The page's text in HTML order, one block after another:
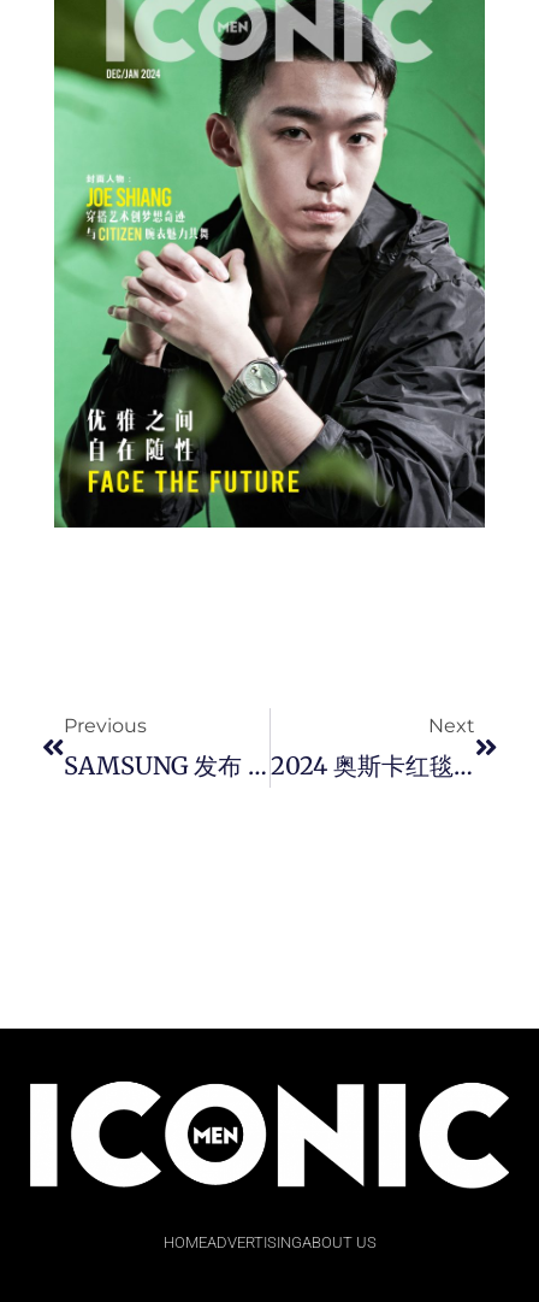
Previous
SAMSUNG 发布 2024 新一代 Galaxy A55 5G 及 A35 5G 智能手机，升级的配置和新颖的设计，延续前代规格，让人眼前一亮。
Next
2024 奥斯卡红毯是男士服装新趋势，配饰突显绅士风范的点睛之笔！
HOMEADVERTISINGABOUT US